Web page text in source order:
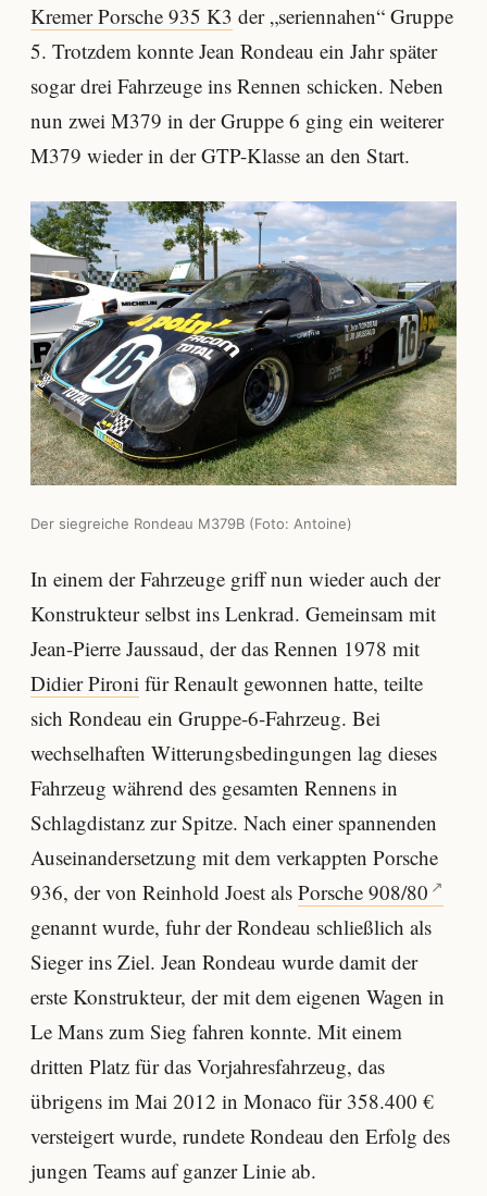
Kremer Porsche 935 K3 der „seriennahen“ Gruppe
5. Trotzdem konnte Jean Rondeau ein Jahr später
sogar drei Fahrzeuge ins Rennen schicken. Neben
nun zwei M379 in der Gruppe 6 ging ein weiterer
M379 wieder in der GTP-Klasse an den Start.
Der siegreiche Rondeau M379B (Foto: Antoine)
In einem der Fahrzeuge griff nun wieder auch der
Konstrukteur selbst ins Lenkrad. Gemeinsam mit
Jean-Pierre Jaussaud, der das Rennen 1978 mit
Didier Pironi für Renault gewonnen hatte, teilte
sich Rondeau ein Gruppe-6-Fahrzeug. Bei
wechselhaften Witterungsbedingungen lag dieses
Fahrzeug während des gesamten Rennens in
Schlagdistanz zur Spitze. Nach einer spannenden
Auseinandersetzung mit dem verkappten Porsche
936, der von Reinhold Joest als Porsche 908/80
genannt wurde, fuhr der Rondeau schließlich als
Sieger ins Ziel. Jean Rondeau wurde damit der
erste Konstrukteur, der mit dem eigenen Wagen in
Le Mans zum Sieg fahren konnte. Mit einem
dritten Platz für das Vorjahresfahrzeug, das
übrigens im Mai 2012 in Monaco für 358.400 €
versteigert wurde, rundete Rondeau den Erfolg des
jungen Teams auf ganzer Linie ab.